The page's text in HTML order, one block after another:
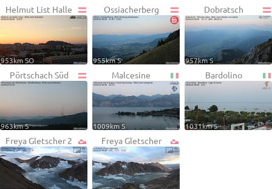
Helmut List Halle
953km SO
Ossiacherberg
955km S
Dobratsch
957km S
Pörtschach Süd
963km S
Malcesine
1009km S
Bardolino
1031km S
Freya Gletscher 2 Freya Gletscher